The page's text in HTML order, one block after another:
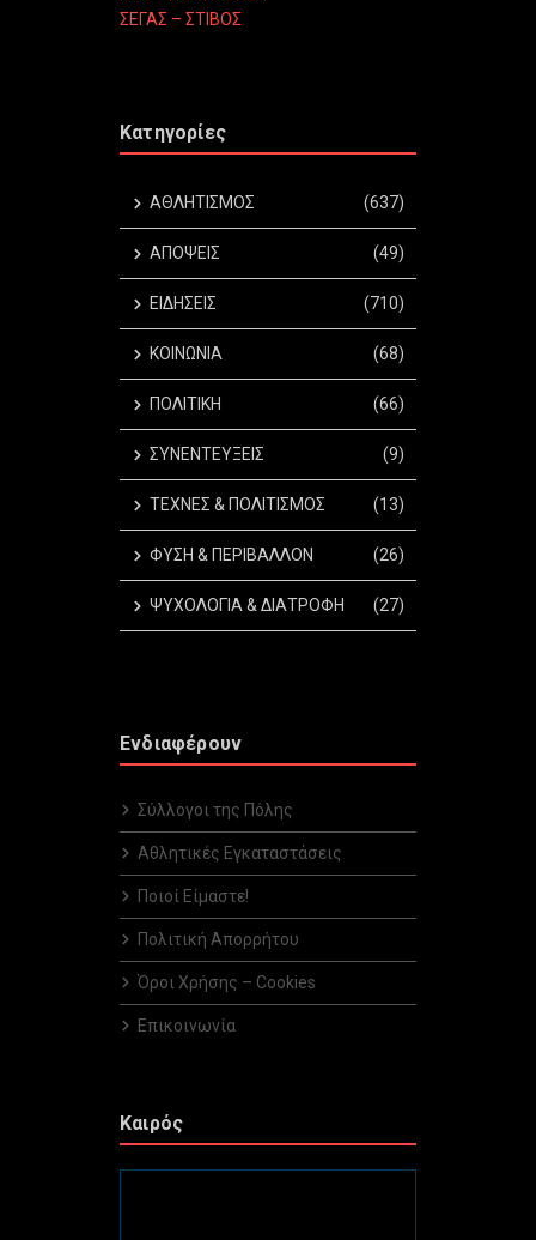
ΣΕΓΑΣ – ΣΤΙΒΟΣ
Κατηγορίες
ΑΘΛΗΤΙΣΜΟΣ (637)
ΑΠΟΨΕΙΣ (49)
ΕΙΔΗΣΕΙΣ (710)
ΚΟΙΝΩΝΙΑ (68)
ΠΟΛΙΤΙΚΗ (66)
ΣΥΝΕΝΤΕΥΞΕΙΣ (9)
ΤΕΧΝΕΣ & ΠΟΛΙΤΙΣΜΟΣ (13)
ΦΥΣΗ & ΠΕΡΙΒΑΛΛΟΝ (26)
ΨΥΧΟΛΟΓΙΑ & ΔΙΑΤΡΟΦΗ (27)
Ενδιαφέρουν
Σύλλογοι της Πόλης
Αθλητικές Εγκαταστάσεις
Ποιοί Είμαστε!
Πολιτική Απορρήτου
Όροι Χρήσης – Cookies
Επικοινωνία
Καιρός